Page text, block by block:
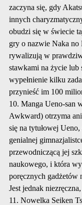
zaczyna się, gdy
innych
obudzi się w świecie
gry o nazwie Naka no
rywalizują w
stawkami na życie lub
wypełnienie kilku
przynieść im 100
10. Manga Ueno-san
Awkward) otrzyma
się na tytułowej
genialnej
przewodniczącą jej
naukowego, i która
poręcznych gadżetów
Jest jednak
11. Nowelka Seiken